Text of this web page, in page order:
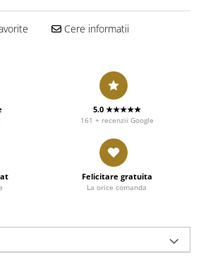
Cere informatii
5.0 ★★★★★
161 + recenzii Google
Felicitare gratuita
La orice comanda